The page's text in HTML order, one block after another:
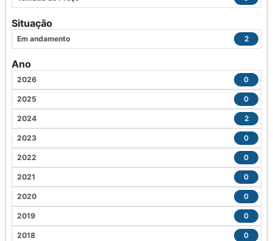
Situação
Em andamento 2
Ano
2026 0
2025 0
2024 2
2023 0
2022 0
2021 0
2020 0
2019 0
2018 0